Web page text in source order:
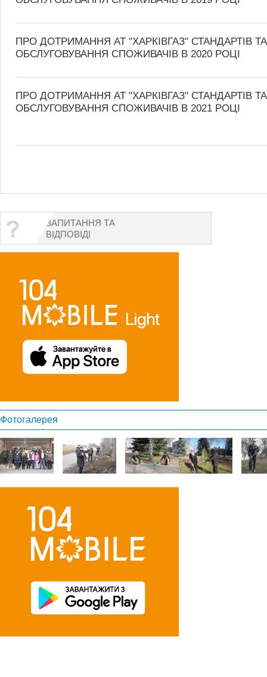
ПРО ДОТРИМАННЯ АТ "ХАРКІВГАЗ" СТАНДАРТІВ
ОБСЛУГОВУВАННЯ СПОЖИВАЧІВ В 2020 РОЦІ
ПРО ДОТРИМАННЯ АТ "ХАРКІВГАЗ" СТАНДАРТІВ
ОБСЛУГОВУВАННЯ СПОЖИВАЧІВ В 2021 РОЦІ
ЗАПИТАННЯ ТА
ВІДПОВІДІ
Фотогалерея